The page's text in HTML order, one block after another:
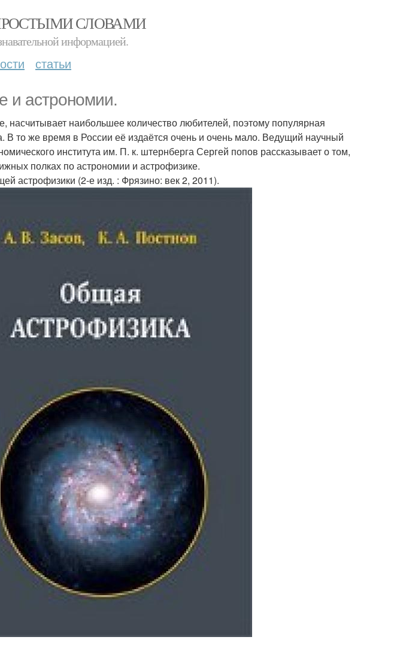
СЛОВАМИ
информацией.
статьи
и астрономии.
насчитывает наибольшее количество любителей, поэтому популярная
В то же время в России её издаётся очень и очень мало. Ведущий научный
института им. П. к. штернберга Сергей попов рассказывает о том,
полках по астрономии и астрофизике.
астрофизики (2-е изд. : Фрязино: век 2, 2011).